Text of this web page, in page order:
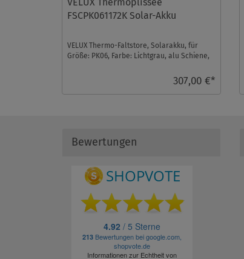
FSCPK061172K Solar-Akku
VELUX Thermo-Faltstore, Solarakku, für
Größe: PK06, Farbe: Lichtgrau, alu Schiene,
307,00 €*
Bewertungen